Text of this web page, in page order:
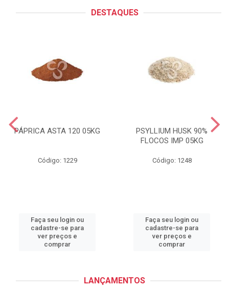
DESTAQUES
PÁPRICA ASTA 120 05KG
Código: 1229
Faça seu login ou
cadastre-se para
ver preços e
comprar
PSYLLIUM HUSK 90%
FLOCOS IMP 05KG
Código: 1248
Faça seu login ou
cadastre-se para
ver preços e
comprar
LANÇAMENTOS